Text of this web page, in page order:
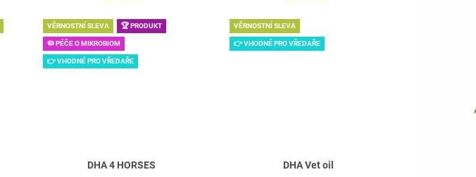
VĚRNOSTNÍ SLEVA 🏆 PRODUKT
🦠 PÉČE O MIKROBIOM
👉 VHODNÉ PRO VŘEDAŘE
DHA 4 HORSES
VĚRNOSTNÍ SLEVA
👉 VHODNÉ PRO VŘEDAŘE
DHA Vet oil